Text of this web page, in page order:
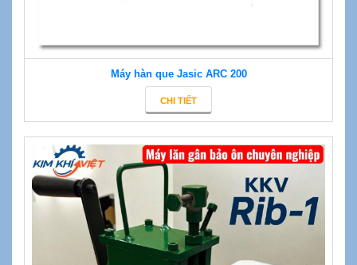
Máy hàn que Jasic ARC 200
CHI TIẾT